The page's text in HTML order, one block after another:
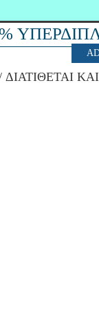
ΔΙΑΤΙΘΕΤΑΙ ΚΑΙ